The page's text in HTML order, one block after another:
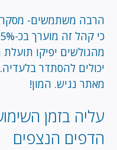
הרבה משתמשים- מסקר
מהגולשים יפיקו
מאתר נגיש. המון!
עליה בזמן
הדפים הנצפים